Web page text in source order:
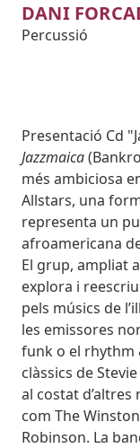
DANI
Percussió
Subtitol
Presentació Cd
Body
Jazzmaica
més ambiciosa
Allstars, una
representa un
afroamericana
El grup, ampliat
explora i
pels músics de
les emissores
funk o el rhythm
clàssics de
al costat
com The
Robinson. La